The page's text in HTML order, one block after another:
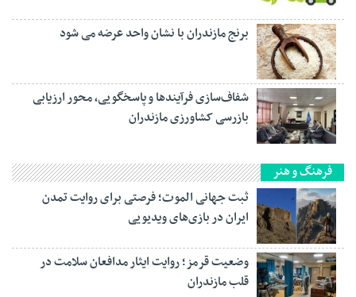
برنج مازندران با نشان واحد عرضه می شود
شفاف‌سازی فرآیند‌ها و پاسخگویی، محور ارزیابی
بازرسی کشاورزی مازندران
فرهنگ و هنر
ثبت جهانی الموت؛ فرصتی برای روایت تمدن
ایران در بازی‌های ویدیویی
وضعیت قرمز؛ روایت ایثار مدافعان سلامت در
قلب مازندران